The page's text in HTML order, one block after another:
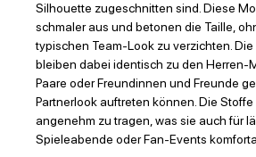
Silhouette zugeschnitten sind. Diese
schmaler aus und betonen die Taille,
typischen Team-Look zu verzichten.
bleiben dabei identisch zu den Herren-
Paare oder Freundinnen und Freunde
Partnerlook auftreten können. Die
angenehm zu tragen, was sie auch für
Spieleabende oder Fan-Events